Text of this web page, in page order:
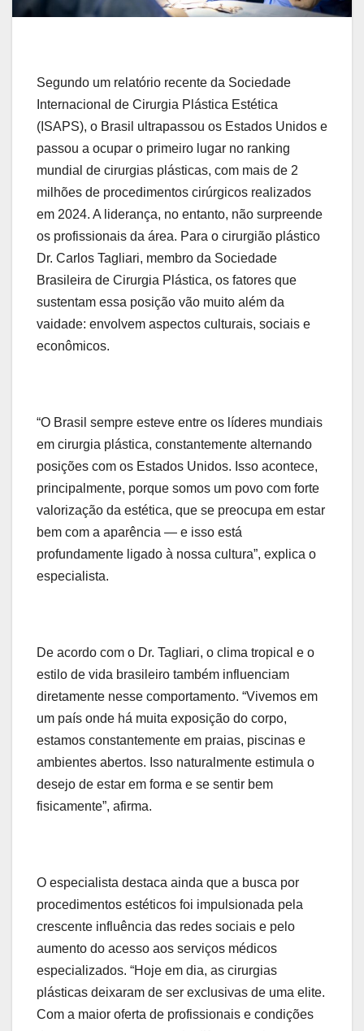
Segundo um relatório recente da Sociedade
Internacional de Cirurgia Plástica Estética
(ISAPS), o Brasil ultrapassou os Estados Unidos e
passou a ocupar o primeiro lugar no ranking
mundial de cirurgias plásticas, com mais de 2
milhões de procedimentos cirúrgicos realizados
em 2024. A liderança, no entanto, não surpreende
os profissionais da área. Para o cirurgião plástico
Dr. Carlos Tagliari, membro da Sociedade
Brasileira de Cirurgia Plástica, os fatores que
sustentam essa posição vão muito além da
vaidade: envolvem aspectos culturais, sociais e
econômicos.
“O Brasil sempre esteve entre os líderes mundiais
em cirurgia plástica, constantemente alternando
posições com os Estados Unidos. Isso acontece,
principalmente, porque somos um povo com forte
valorização da estética, que se preocupa em estar
bem com a aparência — e isso está
profundamente ligado à nossa cultura”, explica o
especialista.
De acordo com o Dr. Tagliari, o clima tropical e o
estilo de vida brasileiro também influenciam
diretamente nesse comportamento. “Vivemos em
um país onde há muita exposição do corpo,
estamos constantemente em praias, piscinas e
ambientes abertos. Isso naturalmente estimula o
desejo de estar em forma e se sentir bem
fisicamente”, afirma.
O especialista destaca ainda que a busca por
procedimentos estéticos foi impulsionada pela
crescente influência das redes sociais e pelo
aumento do acesso aos serviços médicos
especializados. “Hoje em dia, as cirurgias
plásticas deixaram de ser exclusivas de uma elite.
Com a maior oferta de profissionais e condições